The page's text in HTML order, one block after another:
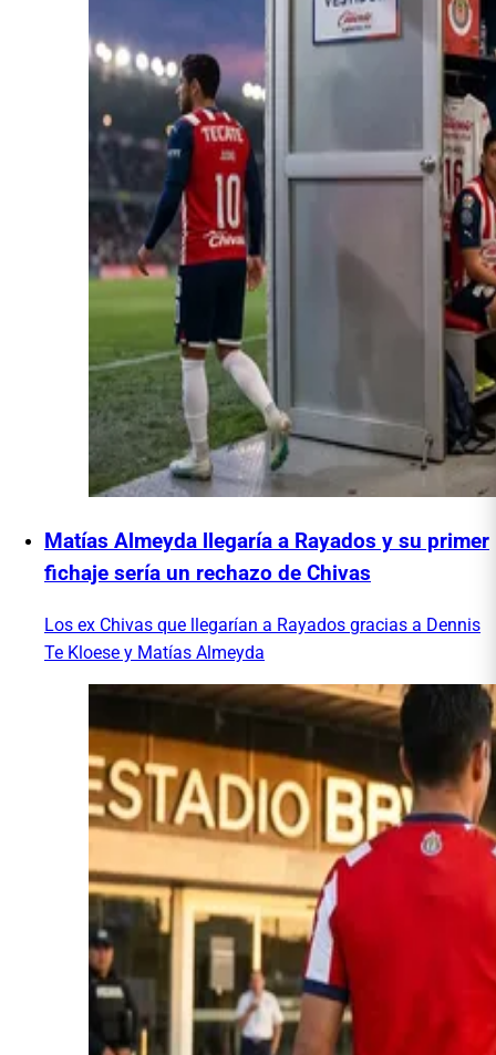
Matías Almeyda llegaría a Rayados y su primer
fichaje sería un rechazo de Chivas
Los ex Chivas que llegarían a Rayados gracias a Dennis
Te Kloese y Matías Almeyda